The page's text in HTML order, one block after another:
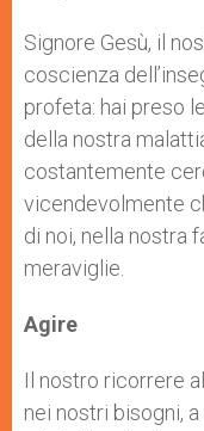
Signore Gesù, il
coscienza
profeta: hai preso
della nostra
costantemente
vicendevolmente
di noi, nella nostra
meraviglie.
Agire
Il nostro ricorrere
nei nostri bisogni,